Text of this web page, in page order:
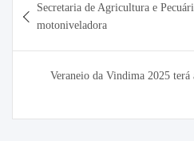
de
Post
Secretaria de Agricultura e
motoniveladora
Veraneio da Vindima 2025